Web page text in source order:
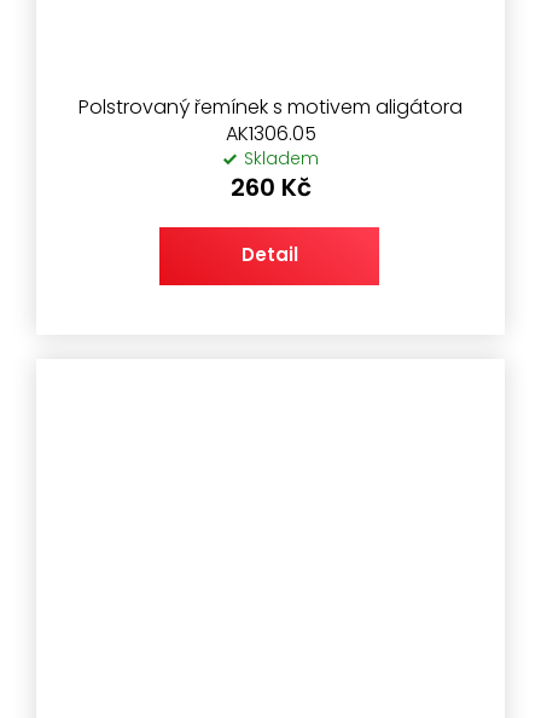
Polstrovaný řemínek s motivem aligátora
AK1306.05
Skladem
260 Kč
Detail